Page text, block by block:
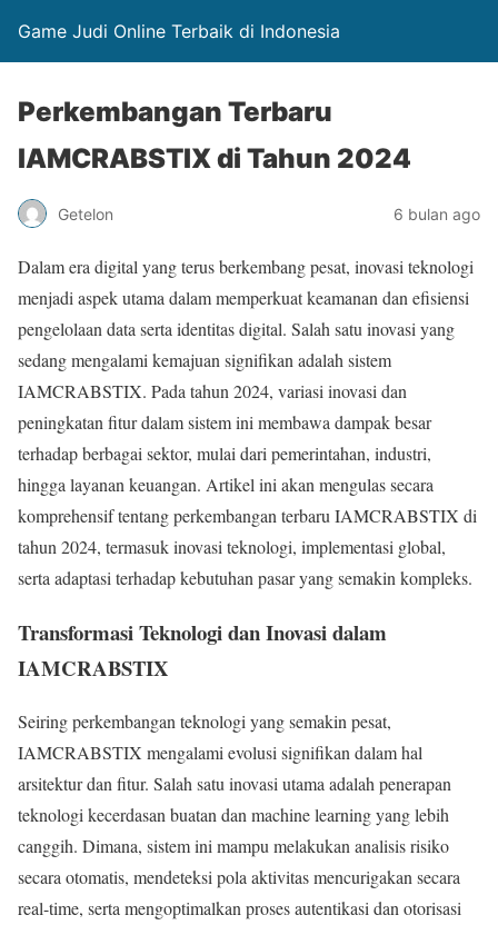
Game Judi Online Terbaik di Indonesia
Perkembangan Terbaru
IAMCRABSTIX di Tahun 2024
Getelon 6 bulan ago
Dalam era digital yang terus berkembang pesat, inovasi teknologi
menjadi aspek utama dalam memperkuat keamanan dan efisiensi
pengelolaan data serta identitas digital. Salah satu inovasi yang
sedang mengalami kemajuan signifikan adalah sistem
IAMCRABSTIX. Pada tahun 2024, variasi inovasi dan
peningkatan fitur dalam sistem ini membawa dampak besar
terhadap berbagai sektor, mulai dari pemerintahan, industri,
hingga layanan keuangan. Artikel ini akan mengulas secara
komprehensif tentang perkembangan terbaru IAMCRABSTIX di
tahun 2024, termasuk inovasi teknologi, implementasi global,
serta adaptasi terhadap kebutuhan pasar yang semakin kompleks.
Transformasi Teknologi dan Inovasi dalam
IAMCRABSTIX
Seiring perkembangan teknologi yang semakin pesat,
IAMCRABSTIX mengalami evolusi signifikan dalam hal
arsitektur dan fitur. Salah satu inovasi utama adalah penerapan
teknologi kecerdasan buatan dan machine learning yang lebih
canggih. Dimana, sistem ini mampu melakukan analisis risiko
secara otomatis, mendeteksi pola aktivitas mencurigakan secara
real-time, serta mengoptimalkan proses autentikasi dan otorisasi